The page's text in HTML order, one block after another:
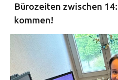
Bürozeiten zwischen
kommen!